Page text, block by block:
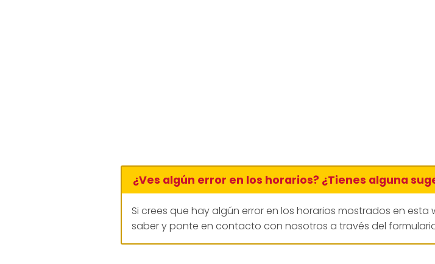
¿Ves algún error en los horarios? ¿Tienes alguna
Si crees que hay algún error en los horarios mostrados en
saber y ponte en contacto con nosotros a través del